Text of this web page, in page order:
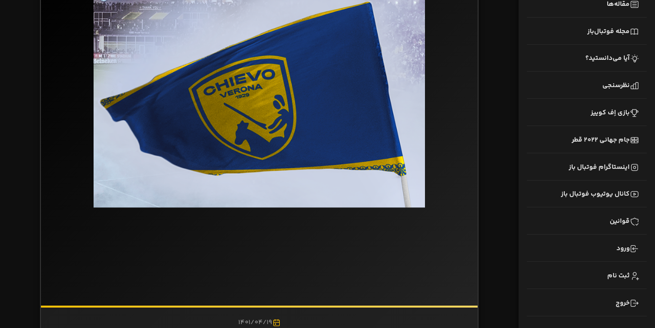
مقاله‌ها
مجله فوتبال‌باز
آیا می‌دانستید؟
نظرسنجی
بازی اِف کوییز
جام جهانی 2022 قطر
اینستاگرام فوتبال باز
کانال یوتیوب فوتبال باز
قوانین
ورود
ثبت نام
خروج
1401/04/19